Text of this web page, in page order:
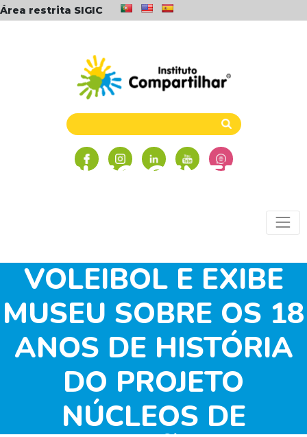
Área restrita SIGIC
NÚCLEO CENTRAL,
PROMOVE JOGOS DE
VOLEIBOL E EXIBE
MUSEU SOBRE OS 18
ANOS DE HISTÓRIA
DO PROJETO
NÚCLEOS DE